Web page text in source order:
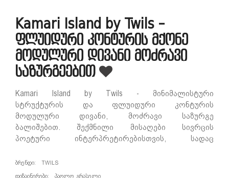
Kamari Island by Twils -
ფლუიდური კონტურის მქონე
მოდულური დივანი მოძრავი
საზურგეებით
Kamari Island by Twils - მინიმალისტური
სტრუქტურის და ფლუიდური კონტურის
მოდულური დივანი, მოძრავი საზურგე
ბალიშებით. შექმნილი მისაღები სივრცის
პოეტური ინტერპრეტირებისთვის, სადაც
ელემენტები ქმნიან არქიტეტურულ დიალოგს
ერთმანეთთან.
ᲑᲠᲔᲜᲓᲘ:
TWILS
ᲓᲘᲖᲐᲘᲜᲔᲠᲔᲑᲘ:
ᲞᲐᲝᲚᲝ ᲒᲠᲐᲡᲔᲚᲘ